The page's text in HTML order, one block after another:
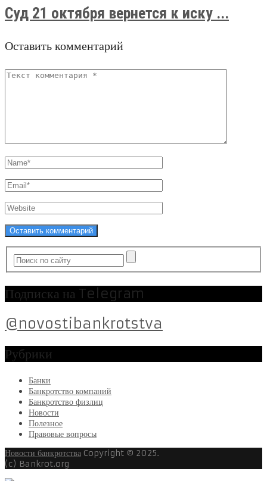
Суд 21 октября вернется к иску ...
Оставить комментарий
Подписка на Telegram
@novostibankrotstva
Рубрики
Банки
Банкротство компаний
Банкротство физлиц
Новости
Полезное
Правовые вопросы
Новости банкротства Copyright © 2025.
(c) Bankrot.org